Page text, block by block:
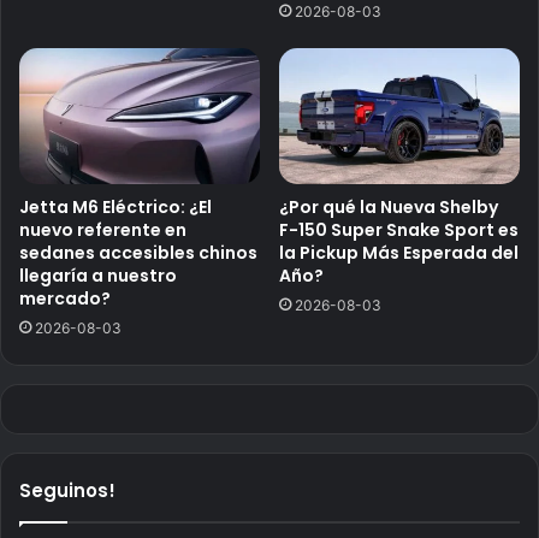
2026-08-03
Jetta M6 Eléctrico: ¿El
nuevo referente en
sedanes accesibles chinos
llegaría a nuestro
mercado?
2026-08-03
¿Por qué la Nueva Shelby
F-150 Super Snake Sport es
la Pickup Más Esperada del
Año?
2026-08-03
Seguinos!